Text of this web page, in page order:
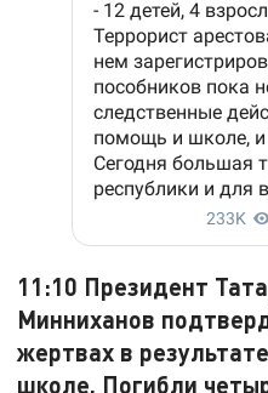
11:10 Президент
Минниханов
жертвах в
школе. Погибли